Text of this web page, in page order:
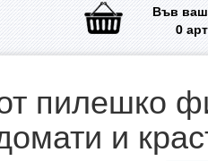
Във
0
пилешко
и